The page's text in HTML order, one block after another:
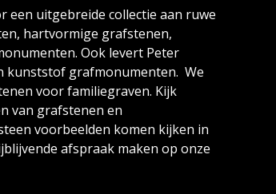
uitgebreide collectie aan ruwe
hartvormige grafstenen,
Ook levert Peter
kunststof grafmonumenten. We
voor familiegraven. Kijk
van grafstenen en
voorbeelden komen kijken in
afspraak maken op onze